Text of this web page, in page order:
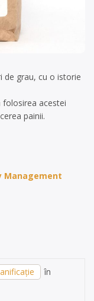
de grau, cu o istorie
folosirea acestei
painii.
Management
în